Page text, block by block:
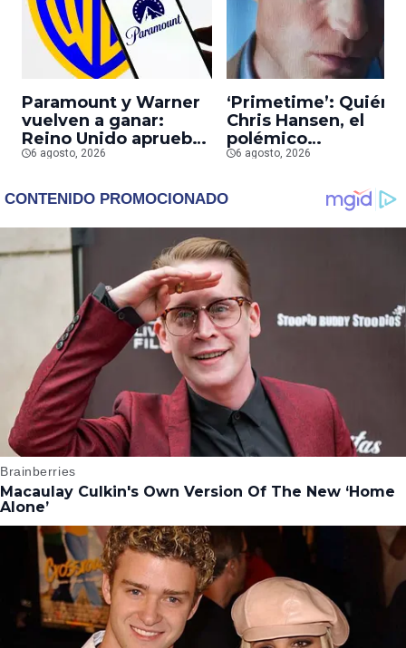
Paramount y Warner
vuelven a ganar:
Reino Unido aprueba
la fusión entre
6 agosto, 2026
‘Primetime’: Quién
Chris Hansen, el
polémico
presentador que
interpreta en su
nueva película
6 agosto, 2026